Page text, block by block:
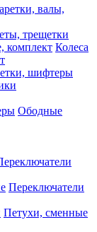
валы,
трещетки
Колеса
шифтеры
Ободные
Переключатели
Петухи, сменные